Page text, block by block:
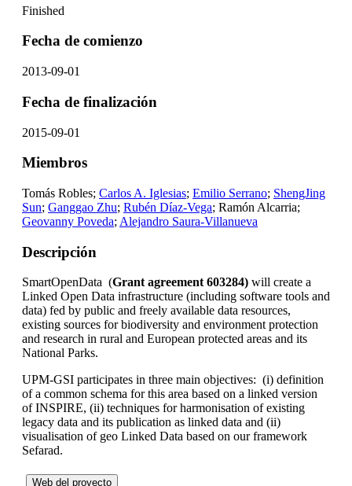
Finished
Fecha de comienzo
2013-09-01
Fecha de finalización
2015-09-01
Miembros
Tomás Robles; Carlos A. Iglesias; Emilio Serrano; ShengJing
Sun; Ganggao Zhu; Rubén Díaz-Vega; Ramón Alcarria;
Geovanny Poveda; Alejandro Saura-Villanueva
Descripción
SmartOpenData (Grant agreement 603284) will create a
Linked Open Data infrastructure (including software tools and
data) fed by public and freely available data resources,
existing sources for biodiversity and environment protection
and research in rural and European protected areas and its
National Parks.
UPM-GSI participates in three main objectives: (i) definition
of a common schema for this area based on a linked version
of INSPIRE, (ii) techniques for harmonisation of existing
legacy data and its publication as linked data and (ii)
visualisation of geo Linked Data based on our framework
Sefarad.
Web del proyecto